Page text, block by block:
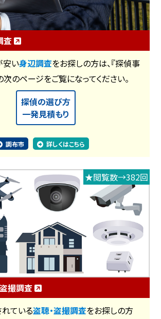
査
安い身辺調査をお探しの方は、『探偵事
次のページをご覧になってください。
探偵の選び方
一発見積もり
調布市 詳しくはこちら
★閲覧数→382回
撮調査
ている盗聴・盗撮調査をお探しの方